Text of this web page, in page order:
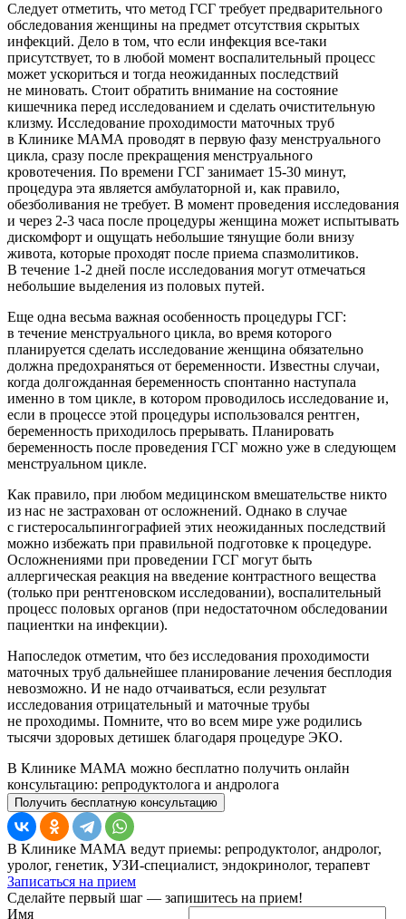
Следует отметить, что метод ГСГ требует предварительного
обследования женщины на предмет отсутствия скрытых
инфекций. Дело в том, что если инфекция все-таки
присутствует, то в любой момент воспалительный процесс
может ускориться и тогда неожиданных последствий
не миновать. Стоит обратить внимание на состояние
кишечника перед исследованием и сделать очистительную
клизму. Исследование проходимости маточных труб
в Клинике МАМА проводят в первую фазу менструального
цикла, сразу после прекращения менструального
кровотечения. По времени ГСГ занимает 15-30 минут,
процедура эта является амбулаторной и, как правило,
обезболивания не требует. В момент проведения исследования
и через 2-3 часа после процедуры женщина может испытывать
дискомфорт и ощущать небольшие тянущие боли внизу
живота, которые проходят после приема спазмолитиков.
В течение 1-2 дней после исследования могут отмечаться
небольшие выделения из половых путей.
Еще одна весьма важная особенность процедуры ГСГ:
в течение менструального цикла, во время которого
планируется сделать исследование женщина обязательно
должна предохраняться от беременности. Известны случаи,
когда долгожданная беременность спонтанно наступала
именно в том цикле, в котором проводилось исследование и,
если в процессе этой процедуры использовался рентген,
беременность приходилось прерывать. Планировать
беременность после проведения ГСГ можно уже в следующем
менструальном цикле.
Как правило, при любом медицинском вмешательстве никто
из нас не застрахован от осложнений. Однако в случае
с гистеросальпингографией этих неожиданных последствий
можно избежать при правильной подготовке к процедуре.
Осложнениями при проведении ГСГ могут быть
аллергическая реакция на введение контрастного вещества
(только при рентгеновском исследовании), воспалительный
процесс половых органов (при недостаточном обследовании
пациентки на инфекции).
Напоследок отметим, что без исследования проходимости
маточных труб дальнейшее планирование лечения бесплодия
невозможно. И не надо отчаиваться, если результат
исследования отрицательный и маточные трубы
не проходимы. Помните, что во всем мире уже родились
тысячи здоровых детишек благодаря процедуре ЭКО.
В Клинике МАМА можно бесплатно получить онлайн
консультацию: репродуктолога и андролога
Получить бесплатную консультацию
В Клинике МАМА ведут приемы: репродуктолог, андролог,
уролог, генетик, УЗИ-специалист, эндокринолог, терапевт
Записаться на прием
Сделайте первый шаг — запишитесь на прием!
Имя